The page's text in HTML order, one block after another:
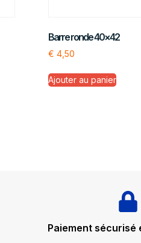
Barre ronde 40×42
€ 4,50
Ajouter au panier
Paiement